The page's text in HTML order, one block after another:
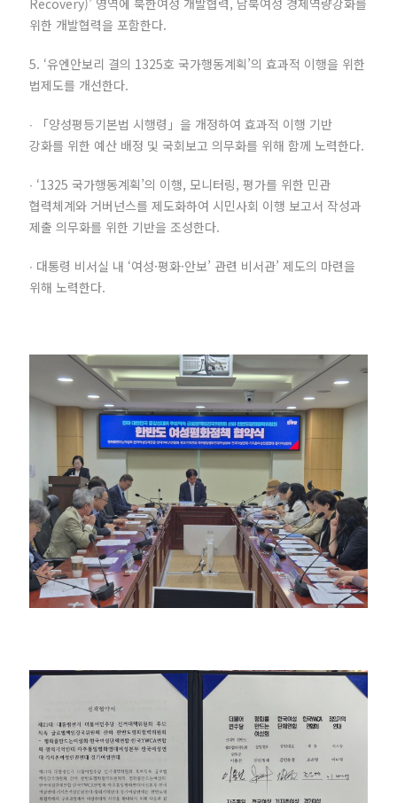
Recovery)’ 영역에 북한여성 개발협력, 남북여성 경제역량강화를
위한 개발협력을 포함한다.
5. ‘유엔안보리 결의 1325호 국가행동계획’의 효과적 이행을 위한
법제도를 개선한다.
∙ 「양성평등기본법 시행령」을 개정하여 효과적 이행 기반
강화를 위한 예산 배정 및 국회보고 의무화를 위해 함께 노력한다.
∙ ‘1325 국가행동계획’의 이행, 모니터링, 평가를 위한 민관
협력체계와 거버넌스를 제도화하여 시민사회 이행 보고서 작성과
제출 의무화를 위한 기반을 조성한다.
∙ 대통령 비서실 내 ‘여성·평화·안보’ 관련 비서관’ 제도의 마련을
위해 노력한다.